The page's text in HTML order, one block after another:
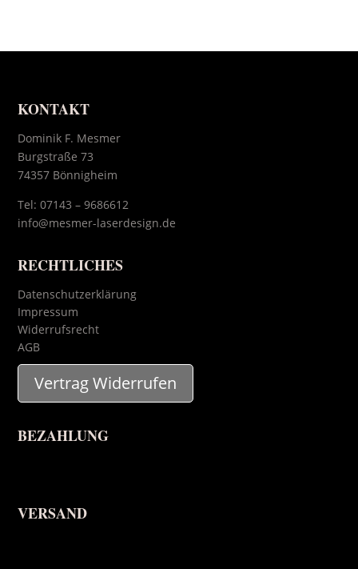
KONTAKT
Dominik F. Mesmer
Burgstraße 73
74357 Bönnigheim
Tel:07143 – 9686612
info@mesmer-laserdesign.de
RECHTLICHES
Datenschutzerklärung
Impressum
Widerrufsrecht
AGB
Vertrag Widerrufen
BEZAHLUNG
VERSAND